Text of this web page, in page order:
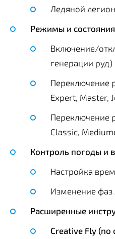
Ледяной легион
Режимы и
Включение/
генерации руд)
Переключение
Expert, Master,
Переключение
Classic,
Контроль погоды и
Настройка
Изменение фаз
Расширенные
Creative Fly (no